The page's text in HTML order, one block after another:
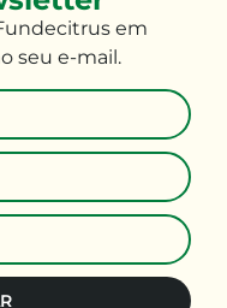
em
seu e-mail.